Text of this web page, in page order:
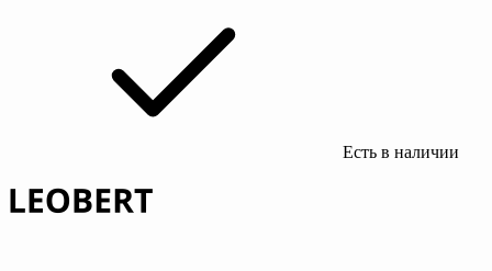
Есть в наличии